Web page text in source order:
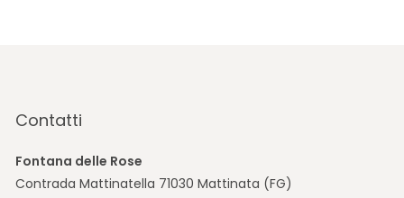
Contatti
Fontana delle Rose
Contrada Mattinatella 71030 Mattinata (FG)